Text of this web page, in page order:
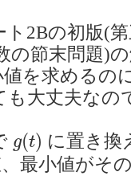
ト2Bの初版(
の節末問題)
を求めるの
も大丈夫なの
g(t)
(t) に置き換
最小値がそ